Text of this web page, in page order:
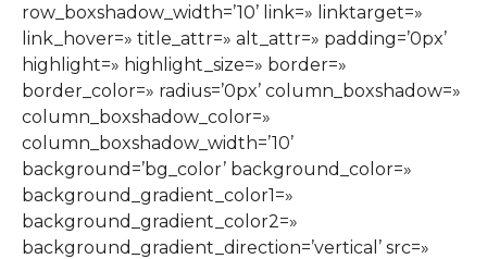
row_boxshadow_width=’10’ link=» linktarget=»
link_hover=» title_attr=» alt_attr=» padding=’0px’
highlight=» highlight_size=» border=»
border_color=» radius=’0px’ column_boxshadow=»
column_boxshadow_color=»
column_boxshadow_width=’10’
background=’bg_color’ background_color=»
background_gradient_color1=»
background_gradient_color2=»
background_gradient_direction=’vertical’ src=»